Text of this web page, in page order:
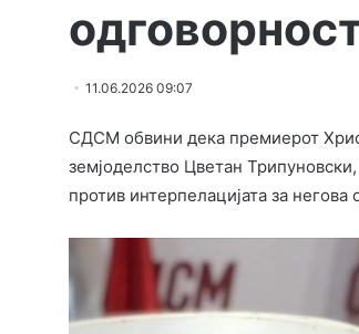
11.06.2026 09:07
СДСМ обвини дека премиерот
земјоделство Цветан
против интерпелацијата за негова